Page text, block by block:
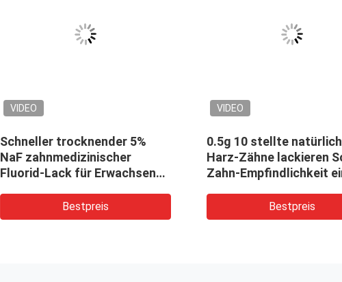
VIDEO
Schneller trocknender 5%
NaF zahnmedizinischer
Fluorid-Lack für Erwachsene
Bestpreis
VIDEO
0.5g 10 stellte
Harz-Zähne lackieren
Zahn-Empfindlichkeit
Bestpreis